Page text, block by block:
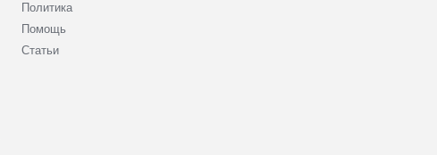
Политика
Помощь
Статьи